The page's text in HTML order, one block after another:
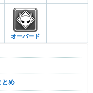
オーバード
とめ